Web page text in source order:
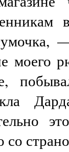
моего
со